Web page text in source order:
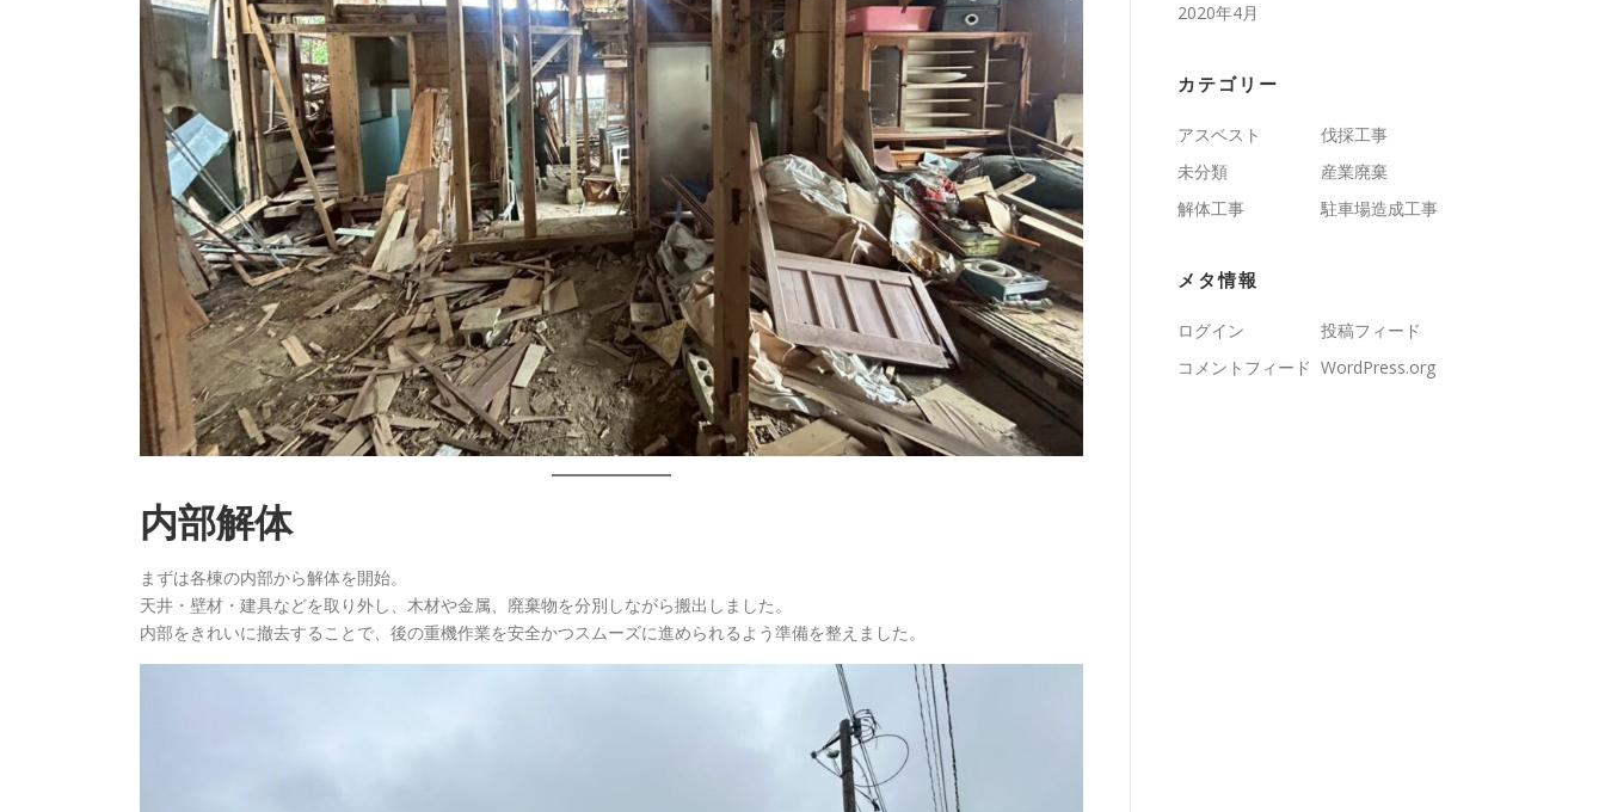
内部解体
まずは各棟の内部から解体を開始。
天井・壁材・建具などを取り外し、木材や金属、廃棄物を分別しながら搬出しました。
内部をきれいに撤去することで、後の重機作業を安全かつスムーズに進められるよう準備を整えました。
2020年4月
カテゴリー
アスベスト
伐採工事
未分類
産業廃棄
解体工事
駐車場造成工事
メタ情報
ログイン
投稿フィード
コメントフィード WordPress.org